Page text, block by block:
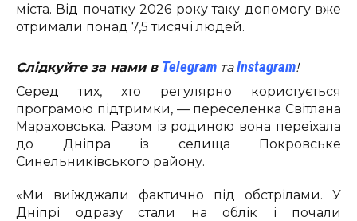
міста. Від початку 2026 року таку допомогу вже
отримали понад 7,5 тисячі людей.
Слідкуйте за нами в Telegram таInstagram!
Серед тих, хто регулярно користується
програмою підтримки, — переселенка Світлана
Мараховська. Разом із родиною вона переїхала
до Дніпра із селища Покровське
Синельниківського району.
«Ми виїжджали фактично під обстрілами. У
Дніпрі одразу стали на облік і почали